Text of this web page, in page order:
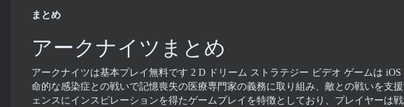
まとめ
アークナイツまとめ
アークナイツは基本プレイ無料です 2 D ドリーム ストラテジー ビデオ ゲームは
命的な感染症との戦いで記憶喪失の医療専門家の義務に取り組み、敵との戦いを支
ェンスにインスピレーションを得たゲームプレイを特徴としており、プレイヤーは